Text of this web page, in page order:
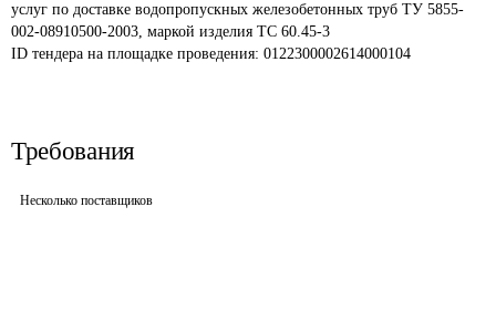
услуг по доставке водопропускных железобетонных труб ТУ 5855-
002-08910500-2003, маркой изделия ТС 60.45-3
ID тендера на площадке проведения: 0122300002614000104
Требования
Несколько поставщиков